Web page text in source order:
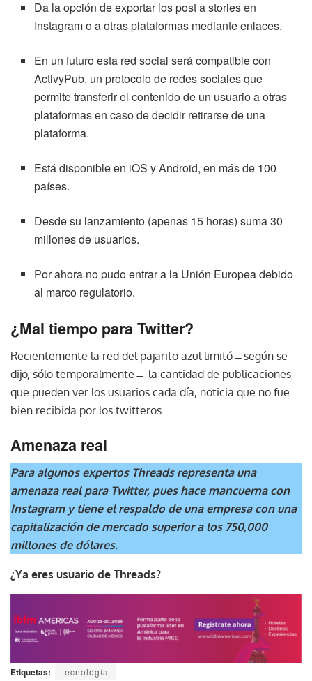
Da la opción de exportar los post a stories en
Instagram o a otras plataformas mediante enlaces.
En un futuro esta red social será compatible con
ActivyPub, un protocolo de redes sociales que
permite transferir el contenido de un usuario a otras
plataformas en caso de decidir retirarse de una
plataforma.
Está disponible en iOS y Android, en más de 100
países.
Desde su lanzamiento (apenas 15 horas) suma 30
millones de usuarios.
Por ahora no pudo entrar a la Unión Europea debido
al marco regulatorio.
¿Mal tiempo para Twitter?
Recientemente la red del pajarito azul limitó ̶ según se
dijo, sólo temporalmente ̶ la cantidad de publicaciones
que pueden ver los usuarios cada día, noticia que no fue
bien recibida por los twitteros.
Amenaza real
Para algunos expertos Threads representa una
amenaza real para Twitter, pues hace mancuerna con
Instagram y tiene el respaldo de una empresa con una
capitalización de mercado superior a los 750,000
millones de dólares.
¿Ya eres usuario de Threads?
Etiquetas: tecnología